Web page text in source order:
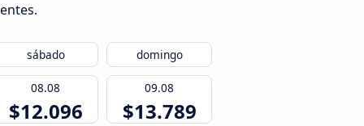
sábado domingo
08.08
$12.096
09.08
$13.789